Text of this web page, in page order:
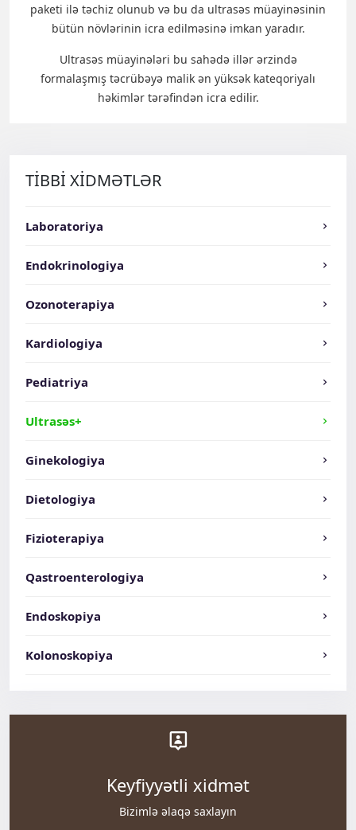
paketi ilə təchiz olunub və bu da ultrasəs müayinəsinin
bütün növlərinin icra edilməsinə imkan yaradır.
Ultrasəs müayinələri bu sahədə illər ərzində
formalaşmış təcrübəyə malik ən yüksək kateqoriyalı
həkimlər tərəfindən icra edilir.
TİBBİ XİDMƏTLƏR
Laboratoriya
Endokrinologiya
Ozonoterapiya
Kardiologiya
Pediatriya
Ultrasəs+
Ginekologiya
Dietologiya
Fizioterapiya
Qastroenterologiya
Endoskopiya
Kolonoskopiya
Keyfiyyətli xidmət
Bizimlə əlaqə saxlayın